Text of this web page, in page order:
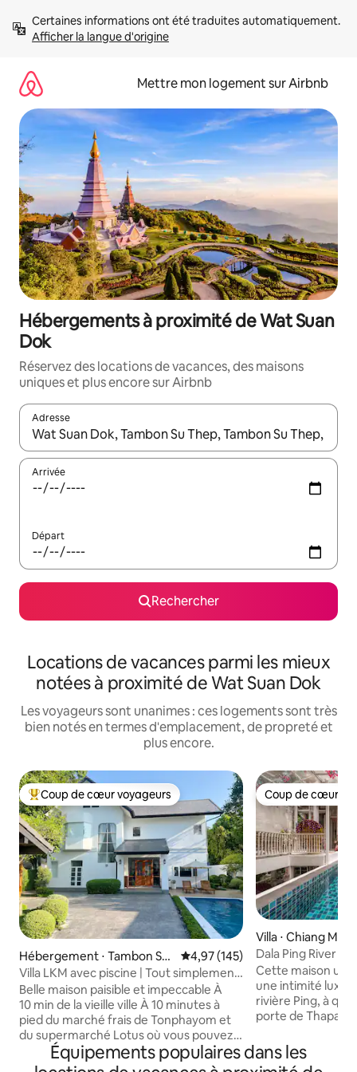
directement
Afficher la langue d'origine
Mettre mon logement sur Airbnb
Hébergements à proximité de Wat Suan
Dok
Réservez des locations de vacances, des maisons
uniques et plus encore sur Airbnb
Adresse
Lorsque les résultats s'affichent, utilisez les flèches vers le
Arrivée
Départ
Rechercher
Locations de vacances parmi les mieux
notées à proximité de Wat Suan Dok
Les voyageurs sont unanimes : ces logements sont très
bien notés en termes d'emplacement, de propreté et
plus encore.
Coups de cœur voyageurs les plus appréciés
Coup de cœur voyageurs
Hébergement ⋅ Tambon Su
Thep
Évaluation moyenne sur la
4,97 (145)
Villa LKM avec piscine | Tout simplement
charmante
Belle maison paisible et impeccable À
10 min de la vieille ville À 10 minutes à
pied du marché frais de Tonphayom et
du supermarché Lotus où vous pouvez
acheter des fruits frais, de la viande et
des légumes ! À 1 min du dépanneur 7-11
Coup de cœur
Coup de cœur
Villa ⋅ Chiang Mai
Dala Ping River
Cette maison
une intimité
rivière Ping, à
porte de Thapae,
Nimmanhaemin. Il y a deux chambres
avec salle de
Équipements populaires dans les